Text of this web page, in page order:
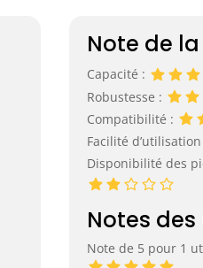
Note de
Capacité :
Robustesse :
Compatibilité :
Facilité d’utilisation
Disponibilité des
Notes
Note de 5 pour 1